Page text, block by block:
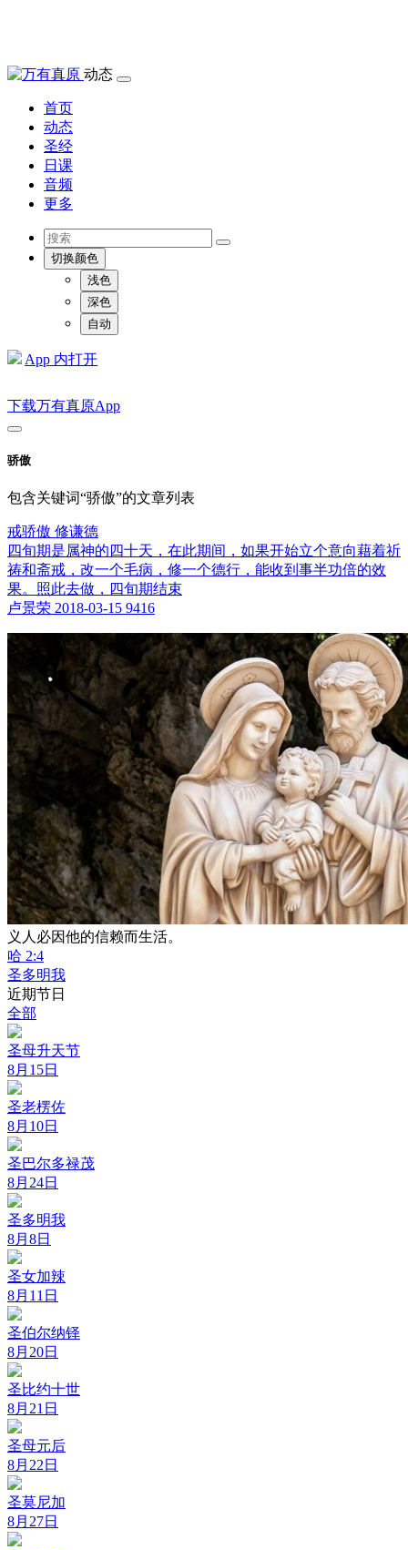
动态
首页
动态
圣经
日课
音频
更多
切换颜色
浅色
深色
自动
App 内打开
下载万有真原App
骄傲
包含关键词“骄傲”的文章列表
戒骄傲 修谦德
四旬期是属神的四十天，在此期间，如果开始立个意向藉着祈
祷和斋戒，改一个毛病，修一个德行，能收到事半功倍的效
果。照此去做，四旬期结束
卢景荣 2018-03-15 9416
义人必因他的信赖而生活。
哈 2:4
圣多明我
近期节日
全部
圣母升天节
8月15日
圣老楞佐
8月10日
圣巴尔多禄茂
8月24日
圣多明我
8月8日
圣女加辣
8月11日
圣伯尔纳铎
8月20日
圣比约十世
8月21日
圣母元后
8月22日
圣莫尼加
8月27日